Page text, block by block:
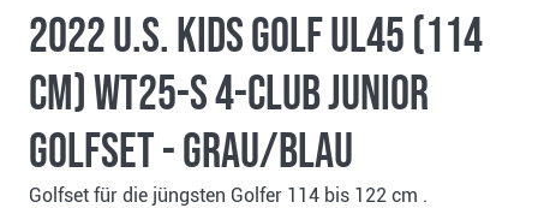
2022 U.S. Kids Golf UL45 (114
cm) WT25-s 4-Club Junior
Golfset - grau/blau
Golfset für die jüngsten Golfer 114 bis 122 cm .